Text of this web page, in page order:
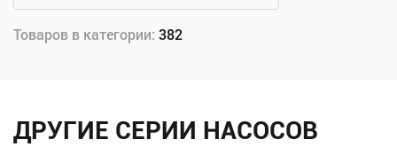
Товаров в категории: 382
ДРУГИЕ СЕРИИ НАСОСОВ